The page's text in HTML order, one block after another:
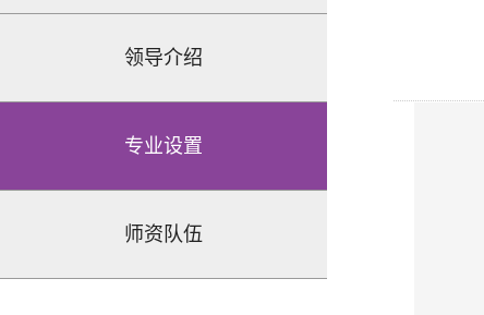
领导介绍
专业设置
师资队伍